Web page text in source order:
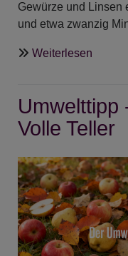
Gewürze und Linsen
und etwa zwanzig
Weiterlesen
Kürbis-
Linsen-
Eintopf
-
ein
Umwelttipp
Volle Teller